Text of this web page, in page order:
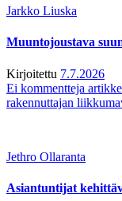
Jarkko Liuska
Muuntojoustava
Kirjoitettu 7.7.2026
Ei kommentteja
rakennuttajan
Jethro Ollaranta
Asiantuntijat